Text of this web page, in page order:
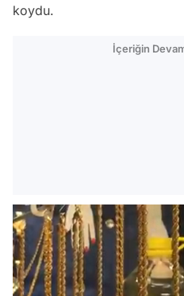
koydu.
İçeriğin